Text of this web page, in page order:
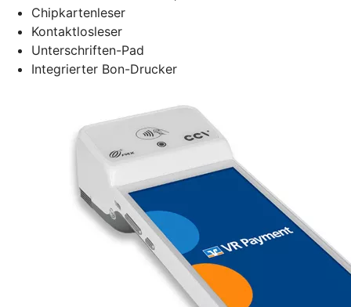
Chipkartenleser
Kontaktlosleser
Unterschriften-Pad
Integrierter Bon-Drucker